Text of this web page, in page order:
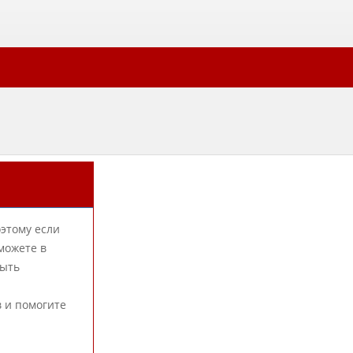
если
в
и помогите